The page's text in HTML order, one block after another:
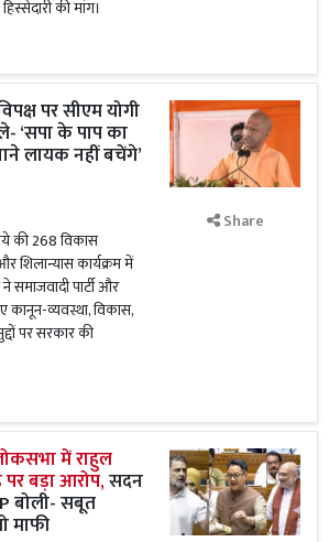
की मांग।
पर सीएम योगी
‘सपा के पाप का
लायक नहीं बचेंगे’
की 268 विकास
शिलान्यास कार्यक्रम में
समाजवादी पार्टी और
कानून-व्यवस्था, विकास,
पर सरकार की
Share
में राहुल
बड़ा आरोप,सदन
बोली- सबूत
माफी